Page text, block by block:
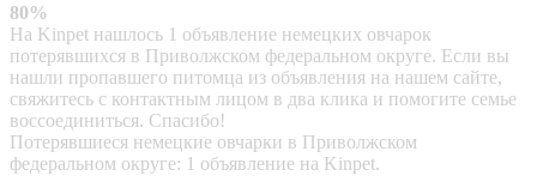
80%
На Kinpet нашлось 1 объявление немецких овчарок
потерявшихся в Приволжском федеральном округе. Если вы
нашли пропавшего питомца из объявления на нашем сайте,
свяжитесь с контактным лицом в два клика и помогите семье
воссоединиться. Спасибо!
Потерявшиеся немецкие овчарки в Приволжском
федеральном округе: 1 объявление на Kinpet.